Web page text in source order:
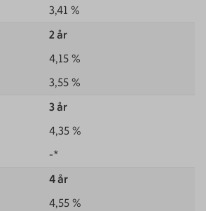
3,41 %
2 år
4,15 %
3,55 %
3 år
4,35 %
-*
4 år
4,55 %